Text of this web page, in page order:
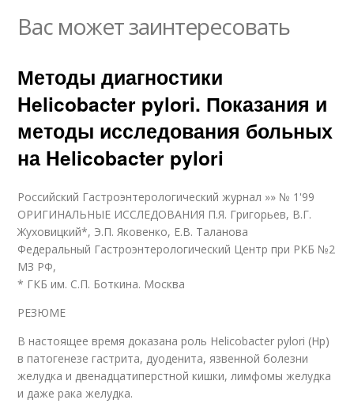
Вас может заинтересовать
Методы диагностики
Helicobacter pylori. Показания и
методы исследования больных
на Helicobacter pylori
Российский Гастроэнтерологический журнал »» № 1'99
ОРИГИНАЛЬНЫЕ ИССЛЕДОВАНИЯ П.Я. Григорьев, В.Г.
Жуховицкий*, Э.П. Яковенко, Е.В. Таланова
Федеральный Гастроэнтерологический Центр при РКБ №2
МЗ РФ,
* ГКБ им. С.П. Боткина. Москва
РЕЗЮМЕ
В настоящее время доказана роль Helicobacter pylori (Нр)
в патогенезе гастрита, дуоденита, язвенной болезни
желудка и двенадцатиперстной кишки, лимфомы желудка
и даже рака желудка.